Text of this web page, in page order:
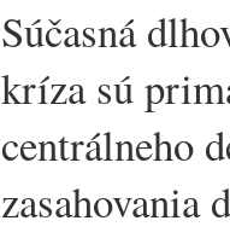
Súčasná
kríza sú
centrálneho
zasahovania